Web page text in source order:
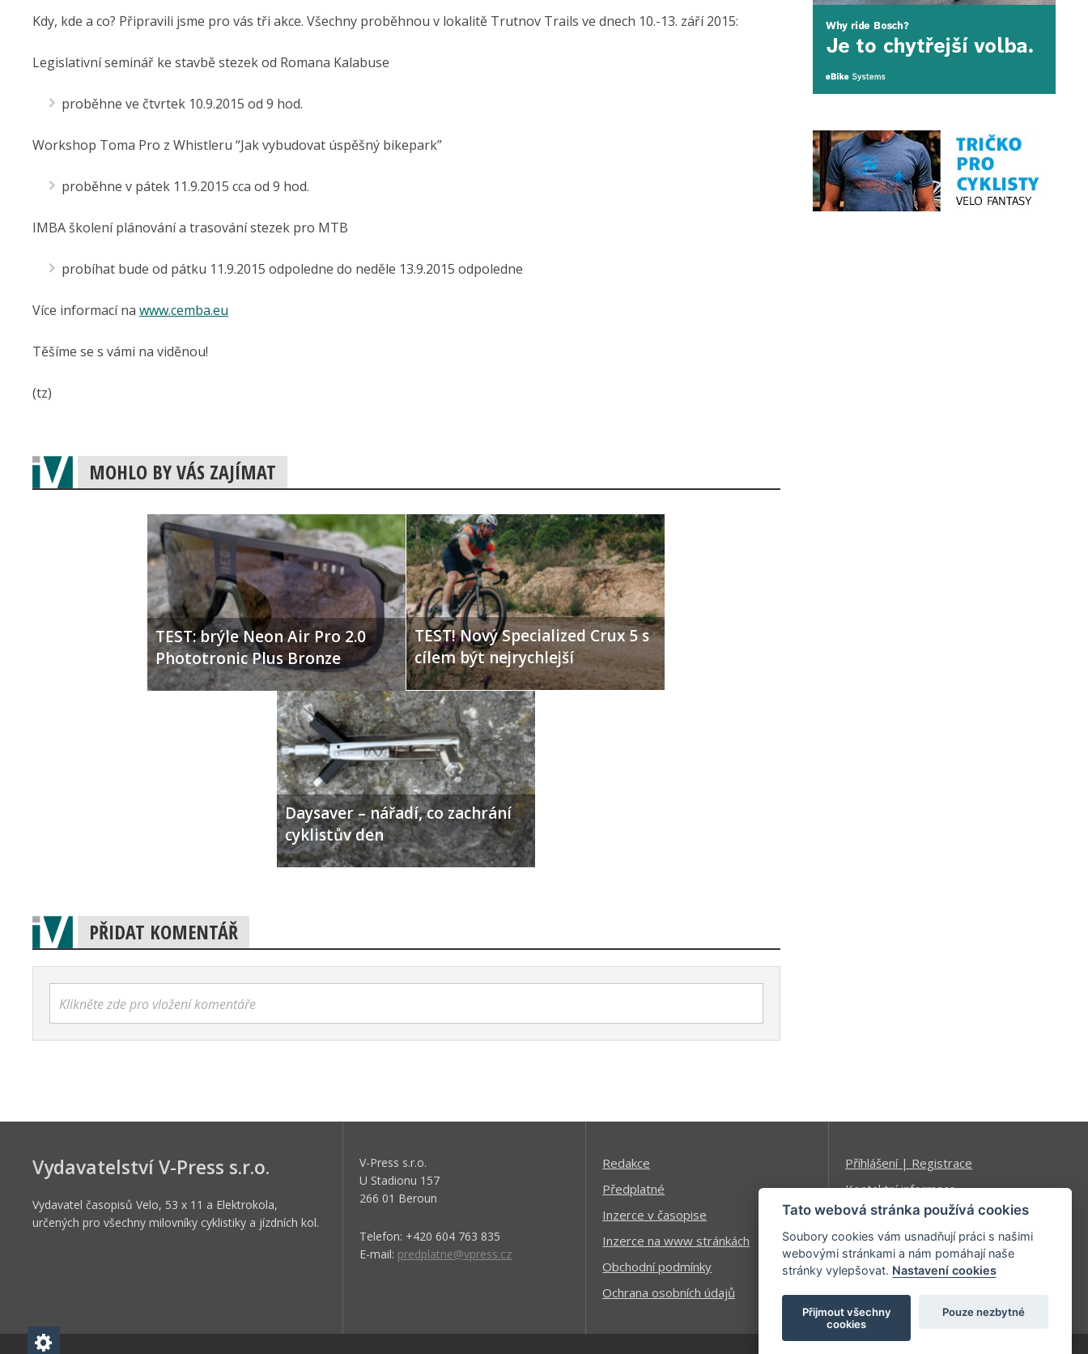
Kdy, kde a co? Připravili jsme pro vás tři akce. Všechny proběhnou v lokalitě Trutnov Trails ve dnech 10.-13. září 2015:
Legislativní seminář ke stavbě stezek od Romana Kalabuse
proběhne ve čtvrtek 10.9.2015 od 9 hod.
Workshop Toma Pro z Whistleru “Jak vybudovat úspěšný bikepark”
proběhne v pátek 11.9.2015 cca od 9 hod.
IMBA školení plánování a trasování stezek pro MTB
probíhat bude od pátku 11.9.2015 odpoledne do neděle 13.9.2015 odpoledne
Více informací na www.cemba.eu
Těšíme se s vámi na viděnou!
(tz)
MOHLO BY VÁS ZAJÍMAT
TEST: brýle Neon Air Pro 2.0
Phototronic Plus Bronze
TEST! Nový Specialized Crux 5 s
cílem být nejrychlejší
Daysaver – nářadí, co zachrání
cyklistův den
PŘIDAT KOMENTÁŘ
Klikněte zde pro vložení komentáře
Vydavatelství V-Press s.r.o.
Vydavatel časopisů Velo, 53 x 11 a Elektrokola,
určených pro všechny milovníky cyklistiky a jízdních kol.
V-Press s.r.o.
U Stadionu 157
266 01 Beroun
Telefon: +420 604 763 835
E-mail: predplatne@vpress.cz
Redakce
Předplatné
Inzerce v časopise
Inzerce na www stránkách
Obchodní podmínky
Ochrana osobních údajů
Příhlášení | Registrace
Kontaktní informace
Mapa stránek
Tato webová stránka používá cookies
Soubory cookies vám usnadňují práci s našimi
webovými stránkami a nám pomáhají naše
stránky vylepšovat. Nastavení cookies
Přijmout všechny
cookies
Pouze nezbytné